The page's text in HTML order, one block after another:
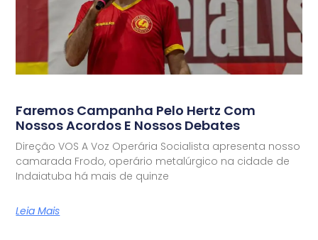
Faremos Campanha Pelo Hertz Com
Nossos Acordos E Nossos Debates
Direção VOS A Voz Operária Socialista apresenta nosso
camarada Frodo, operário metalúrgico na cidade de
Indaiatuba há mais de quinze
Leia Mais